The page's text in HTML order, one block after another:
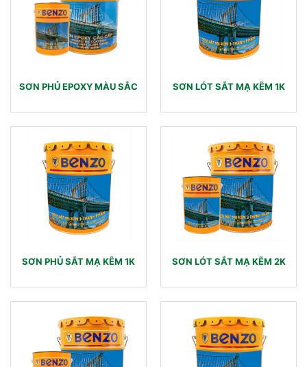
SƠN PHỦ EPOXY MÀU SẮC SƠN LÓT SẮT MẠ KẼM 1K
SƠN PHỦ SẮT MẠ KẼM 1K SƠN LÓT SẮT MẠ KẼM 2K